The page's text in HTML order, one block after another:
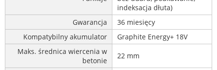
indeksacja dłuta)
Gwarancja
36 miesięcy
Kompatybilny akumulator
Graphite Energy+ 18V
Maks. średnica wiercenia w
betonie
22 mm